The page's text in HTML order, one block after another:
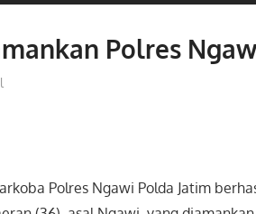
Polres
Polres Ngawi Polda Jatim